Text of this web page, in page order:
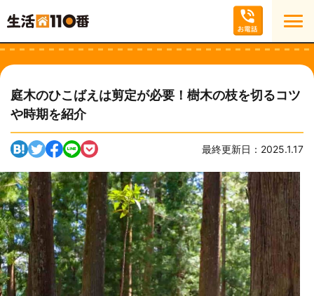
庭木のひこばえは剪定が必要！樹木の枝を切るコツ
や時期を紹介
最終更新日：2025.1.17